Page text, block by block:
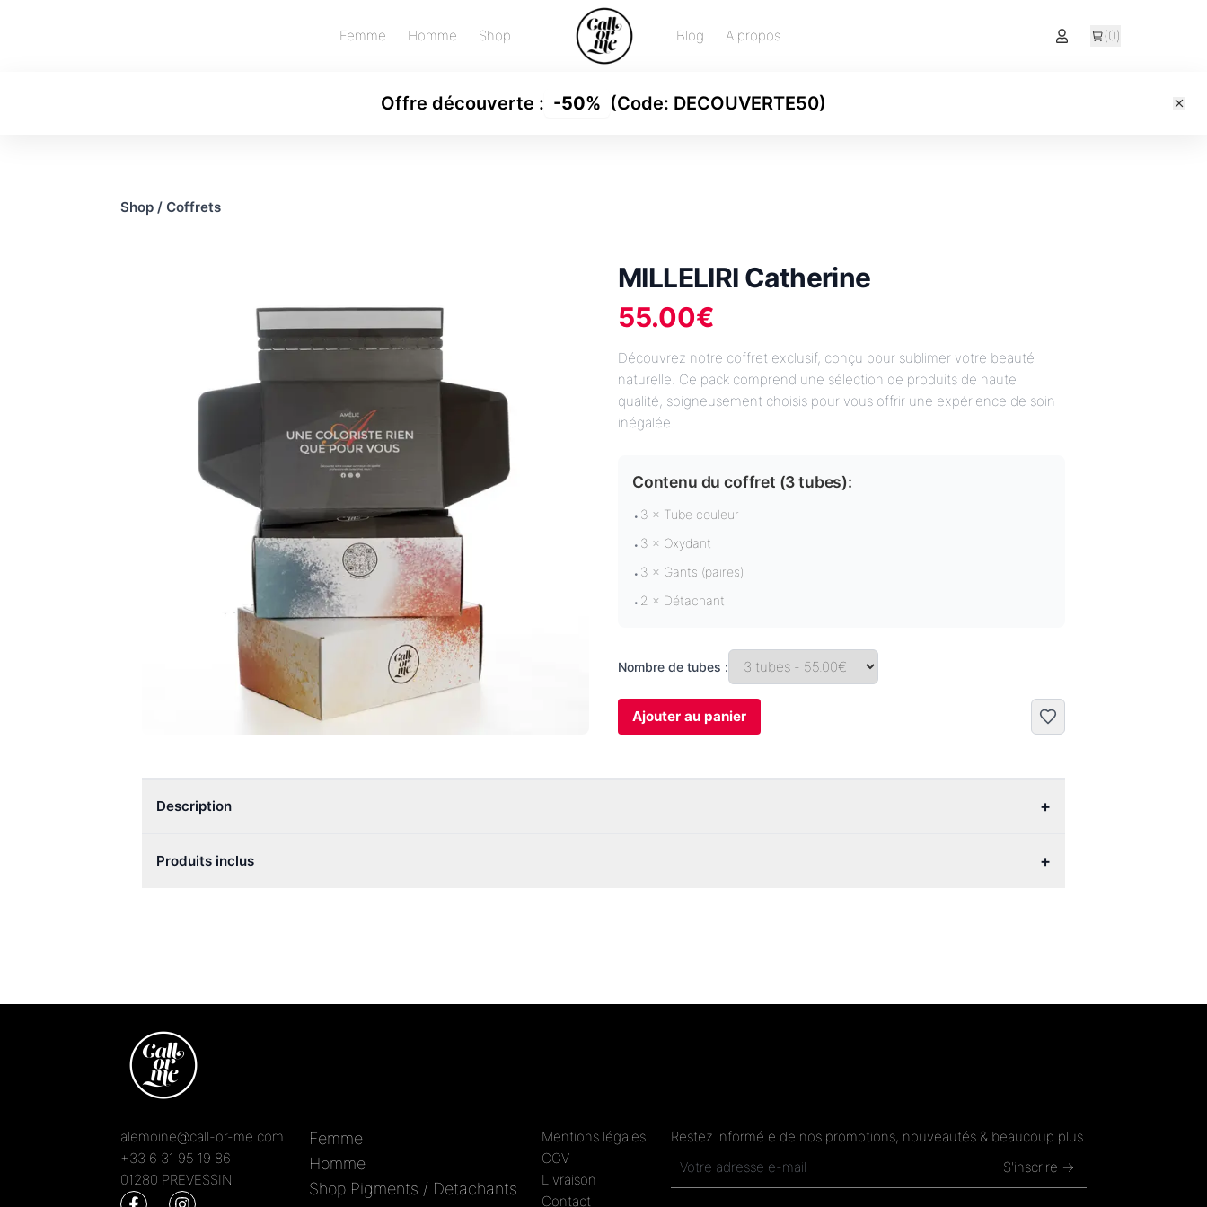
Femme Homme Shop Blog A propos (0)
Offre découverte : -50% (Code: DECOUVERTE50)
Shop/ Coffrets
MILLELIRI Catherine
55.00€
Découvrez notre coffret exclusif, conçu pour sublimer votre beauté
naturelle. Ce pack comprend une sélection de produits de haute
qualité, soigneusement choisis pour vous offrir une expérience de soin
inégalée.
Contenu du coffret (3 tubes):
• 3 × Tube couleur
• 3 × Oxydant
• 3 × Gants (paires)
• 2 × Détachant
Nombre de tubes :
Ajouter au panier
Description +
Produits inclus +
alemoine@call-or-me.com
+33 6 31 95 19 86
01280 PREVESSIN
Femme
Homme
Shop Pigments / Detachants
Mentions légales
CGV
Livraison
Contact
Restez informé.e de nos promotions, nouveautés & beaucoup plus.
S'inscrire →